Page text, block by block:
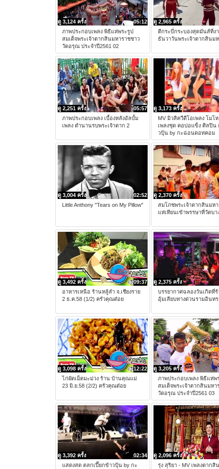
05:12
ดู 3,124 ครั้ง
ภาพประกอบเพลง พิธีแห่พระรูป
สมเด็จพระเจ้าตากสินมหาราชชาว
วัดอรุณ ประจำปี2561 02
ดู 2,965 ครั้ง
ตีกระบี่กระบองสุดมันส์ที่ง
ธันวาวันพระเจ้าตากสินม
05:57
ดู 2,251 ครั้ง
ภาพประกอบเพลง เบื้องหลังอัลบั้ม
เพลง ตำนานรบพระเจ้าตาก 2
ดู 3,173 ครั้ง
MV มิวสิควีดีโอเพลง โมโ
เพลงชุด คอบ่อแข็ง ศิลปิน
วปุ้น by กะฉ่อนดอทคอม
02:52
ดู 3,004 ครั้ง
Little Anthony "Tears on My Pillow"
ดู 2,370 ครั้ง
สมโภชพระเจ้าตากสินมห
แห่เทียนเข้าพรรษาที่วัดบา
09:37
ดู 3,492 ครั้ง
อาหารเหนือ ร้านหลู้ลำ จ.เชียงราย
2 ธ.ค.58 (1/2) ครัวคุณต๋อย
ดู 2,375 ครั้ง
บรรยากาศฉลองวันเกิดที่
อุ้มเลียบทางด่วนรามอินท
12:22
ดู 3,098 ครั้ง
ไก่ผัดเม็ดมะม่วง ร้าน บ้านคุณแม่
23 มิ.ย.58 (2/2) ครัวคุณต๋อย
ดู 3,205 ครั้ง
ภาพประกอบเพลง พิธีแห่พ
สมเด็จพระเจ้าตากสินมหา
วัดอรุณ ประจำปี2561 03
02:34
ดู 3,392 ครั้ง
แสดงสด ตลกเปี๊ยกข้าวปุ้น by กะ
ดู 2,096 ครั้ง
รุ่ง สุริยา - MV เพลงตากสิ